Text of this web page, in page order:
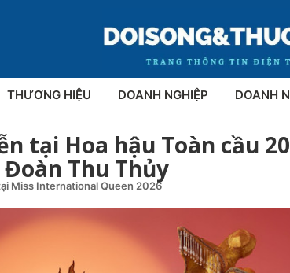
THƯƠNG HIỆU DOANH NGHIỆP DOANH
tại Hoa hậu Toàn cầu
Thu Thủy
Miss International Queen 2026